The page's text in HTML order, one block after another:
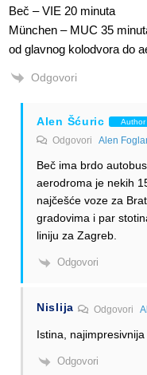
Beč – VIE 20 minuta
München – MUC 35
od glavnog kolodvora do
Odgovori
Alen Šćuric Author
Odgovori Alen
Beč ima brdo
aerodroma je nekih
najčešće voze za
gradovima i par
liniju za Zagreb.
Odgovori
Nislija Odgovori
Istina,
Odgovori